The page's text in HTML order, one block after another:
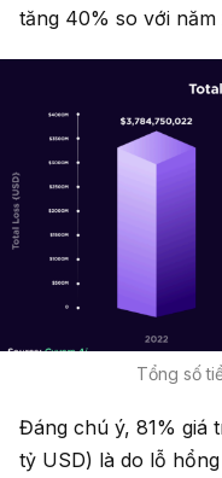
tăng 40% so với năm
Tổng số
Đáng chú ý, 81% giá
tỷ USD) là do lỗ